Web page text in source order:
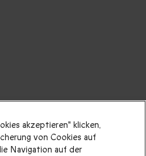
akzeptieren" klicken,
von Cookies auf
Navigation auf der